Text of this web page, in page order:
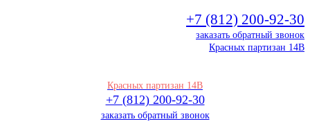
+7 (812) 200-92-30
заказать обратный звонок
Красных партизан 14В
Красных партизан 14В
+7 (812) 200-92-30
заказать обратный звонок